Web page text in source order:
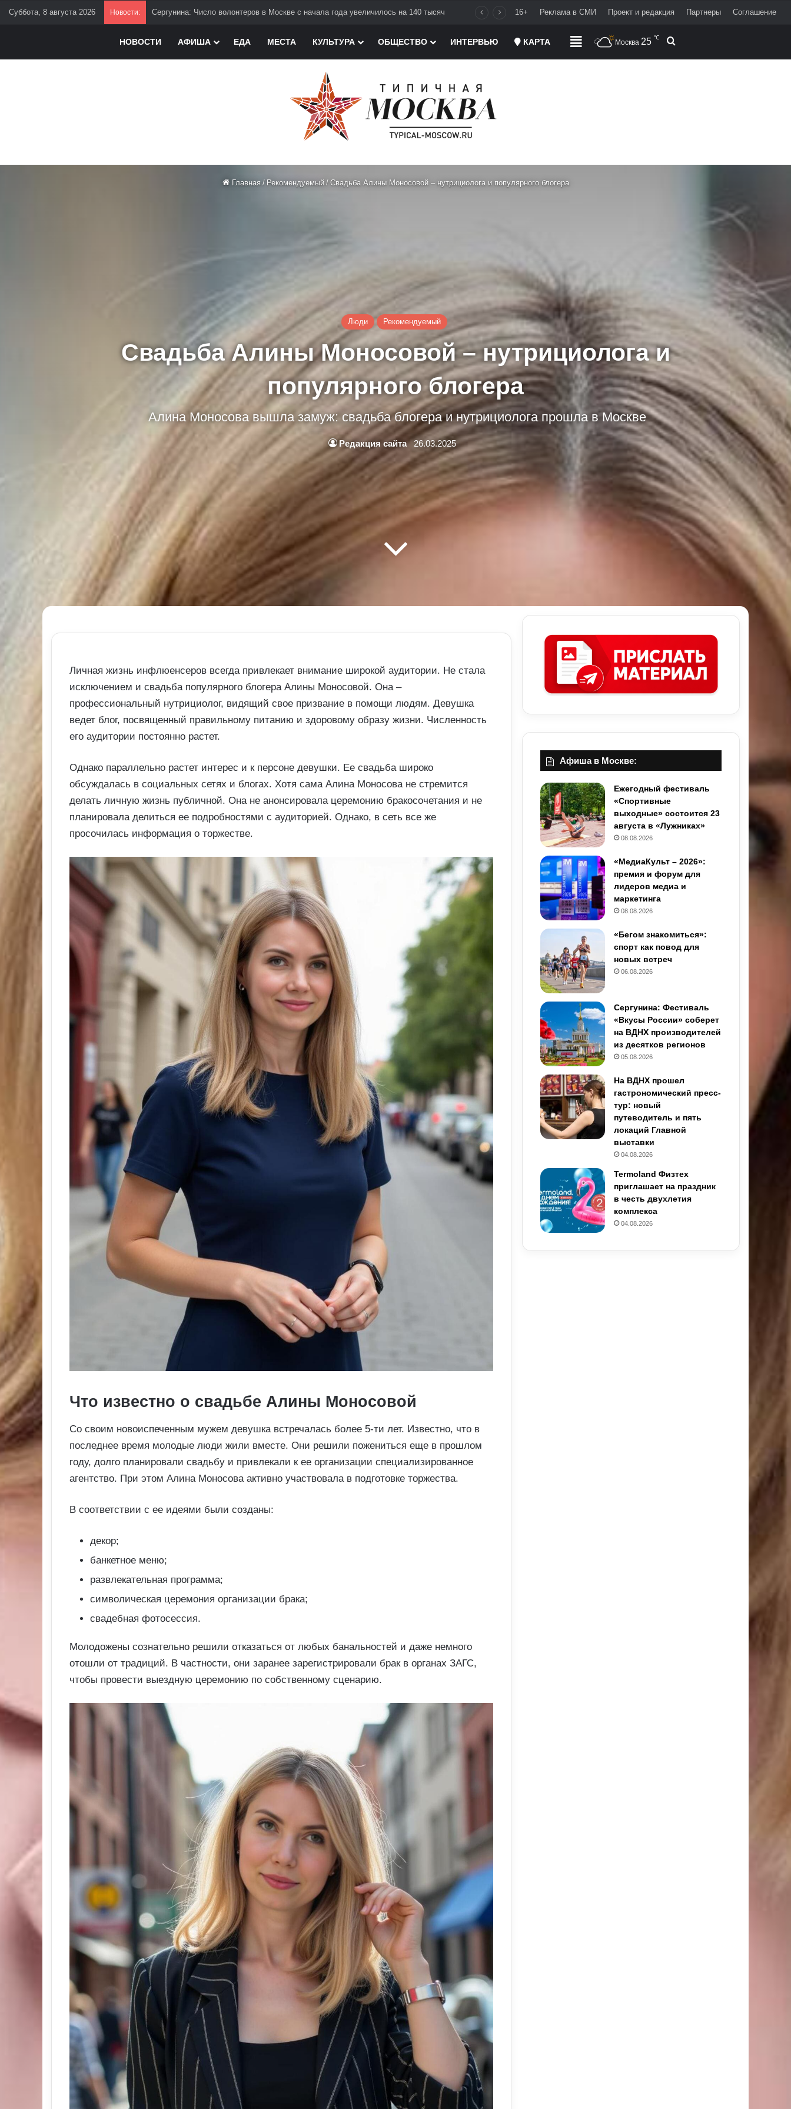
Суббота, 8 августа 2026 Новости: Сергунина: Число волонтеров в Москве с начала года увеличилось на 140 тысяч 16+ Реклама в СМИ Проект и редакция Партнеры Соглашение
НОВОСТИ АФИША ЕДА МЕСТА КУЛЬТУРА ОБЩЕСТВО ИНТЕРВЬЮ КАРТА РАЗДЕЛЫМосква 25 ℃
Главная / Рекомендуемый / Свадьба Алины Моносовой – нутрициолога и популярного блогера
Люди Рекомендуемый
Свадьба Алины Моносовой – нутрициолога и
популярного блогера
Алина Моносова вышла замуж: свадьба блогера и нутрициолога прошла в Москве
Редакция сайта 26.03.2025
Личная жизнь инфлюенсеров всегда привлекает внимание широкой аудитории. Не стала
исключением и свадьба популярного блогера Алины Моносовой. Она –
профессиональный нутрициолог, видящий свое призвание в помощи людям. Девушка
ведет блог, посвященный правильному питанию и здоровому образу жизни. Численность
его аудитории постоянно растет.
Однако параллельно растет интерес и к персоне девушки. Ее свадьба широко
обсуждалась в социальных сетях и блогах. Хотя сама Алина Моносова не стремится
делать личную жизнь публичной. Она не анонсировала церемонию бракосочетания и не
планировала делиться ее подробностями с аудиторией. Однако, в сеть все же
просочилась информация о торжестве.
Что известно о свадьбе Алины Моносовой
Со своим новоиспеченным мужем девушка встречалась более 5-ти лет. Известно, что в
последнее время молодые люди жили вместе. Они решили пожениться еще в прошлом
году, долго планировали свадьбу и привлекали к ее организации специализированное
агентство. При этом Алина Моносова активно участвовала в подготовке торжества.
В соответствии с ее идеями были созданы:
декор;
банкетное меню;
развлекательная программа;
символическая церемония организации брака;
свадебная фотосессия.
Молодожены сознательно решили отказаться от любых банальностей и даже немного
отошли от традиций. В частности, они заранее зарегистрировали брак в органах ЗАГС,
чтобы провести выездную церемонию по собственному сценарию.
Афиша в Москве:
Ежегодный фестиваль
«Спортивные
выходные» состоится 23
августа в «Лужниках»
08.08.2026
«МедиаКульт – 2026»:
премия и форум для
лидеров медиа и
маркетинга
08.08.2026
«Бегом знакомиться»:
спорт как повод для
новых встреч
06.08.2026
Сергунина: Фестиваль
«Вкусы России» соберет
на ВДНХ производителей
из десятков регионов
05.08.2026
На ВДНХ прошел
гастрономический пресс-
тур: новый
путеводитель и пять
локаций Главной
выставки
04.08.2026
Termoland Физтех
приглашает на праздник
в честь двухлетия
комплекса
04.08.2026